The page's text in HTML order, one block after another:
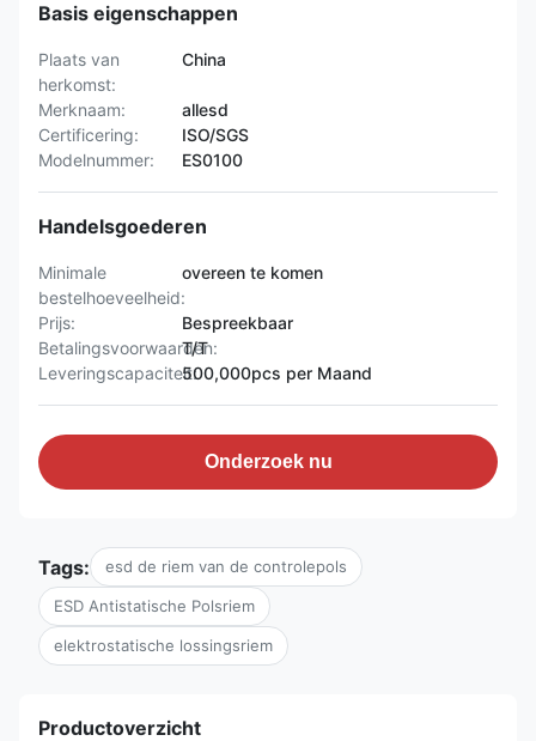
Basis eigenschappen
Plaats van
herkomst:
China
Merknaam:
allesd
Certificering:
ISO/SGS
Modelnummer:
ES0100
Handelsgoederen
Minimale
bestelhoeveelheid:
overeen te komen
Prijs:
Bespreekbaar
Betalingsvoorwaarden:
T/T
Leveringscapaciteit:500,000pcs per Maand
Onderzoek nu
Tags: esd de riem van de controlepols
ESD Antistatische Polsriem
elektrostatische lossingsriem
Productoverzicht